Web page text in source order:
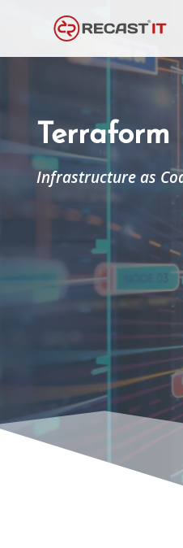
Terraform
Infrastructure as